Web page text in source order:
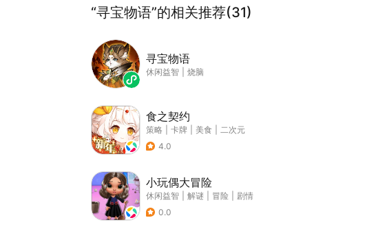
“寻宝物语”的相关推荐(31)
寻宝物语
休闲益智 烧脑
食之契约
策略 卡牌 美食
二次元
4.0
小玩偶大冒险
休闲益智 解谜 冒险
剧情
0.0